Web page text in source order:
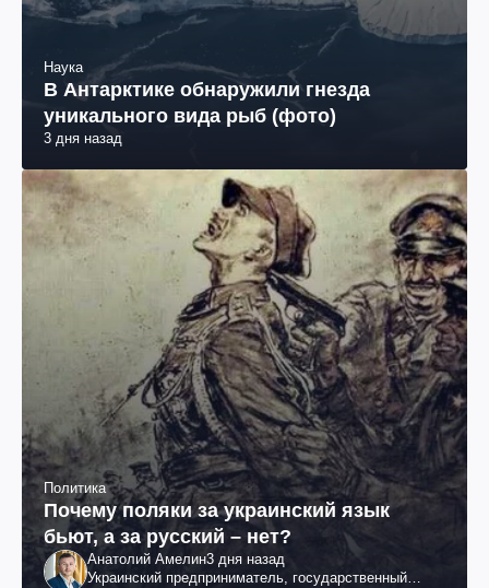
Наука
В Антарктике обнаружили гнезда
уникального вида рыб (фото)
3 дня назад
Политика
Почему поляки за украинский язык
бьют, а за русский – нет?
Анатолий Амелин3 дня назад
Украинский предприниматель, государственный